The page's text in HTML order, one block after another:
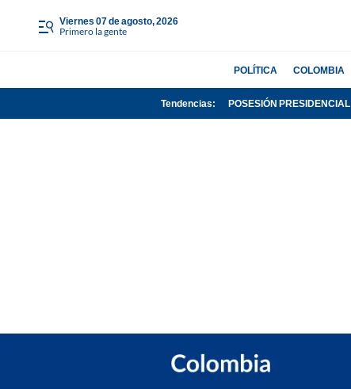
viernes 07 de agosto, 2026
Primero la gente
POLÍTICA COLOMBIA
Tendencias: POSESIÓN PRESIDENCIAL